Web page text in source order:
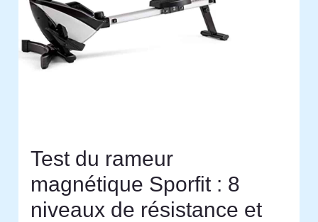
Test du rameur
magnétique Sporfit : 8
niveaux de résistance et